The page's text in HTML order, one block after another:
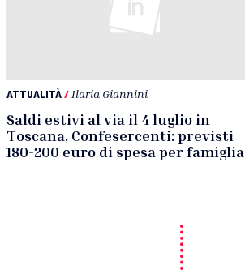
ATTUALITÀ/ Ilaria Giannini
Saldi estivi al via il 4 luglio in
Toscana, Confesercenti: previsti
180-200 euro di spesa per famiglia